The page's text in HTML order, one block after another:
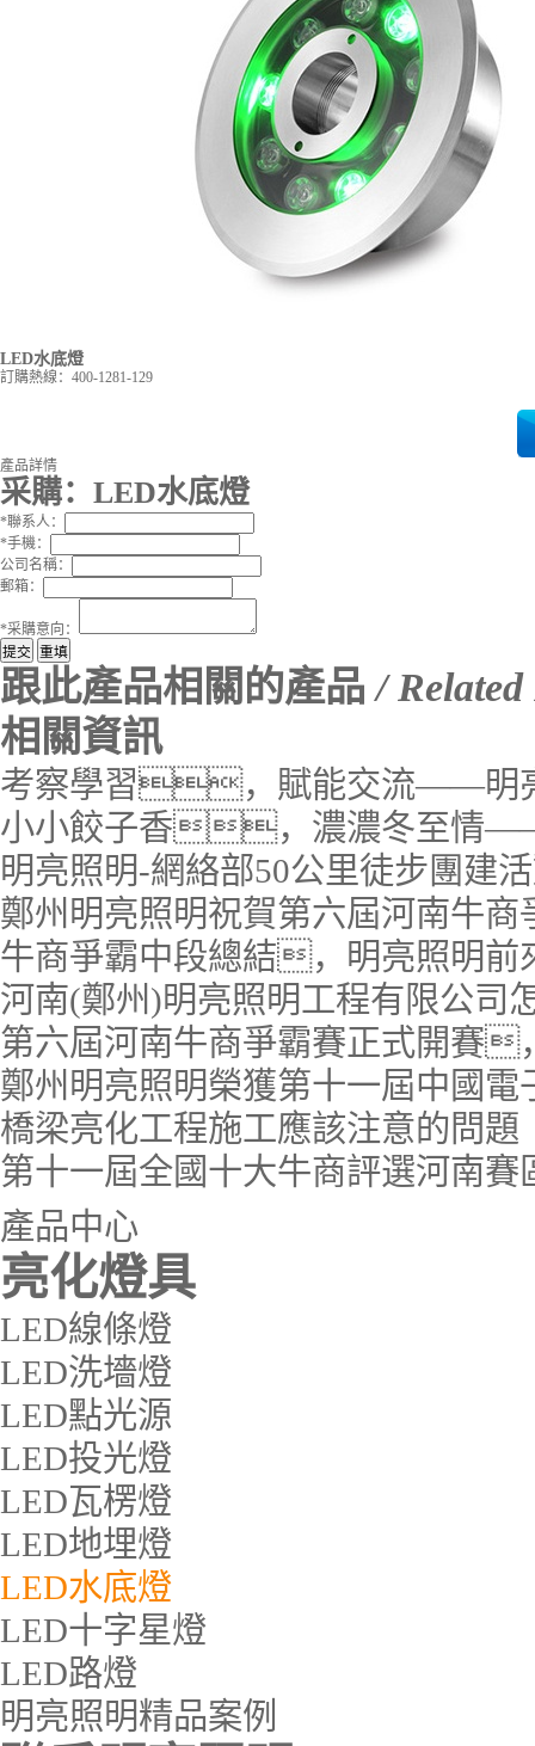
LED水底燈
訂購熱線： 400-1281-129
產品詳情
采購： LED水底燈
*聯系人：
*手機：
公司名稱：
郵箱：
*采購意向：
跟此產品相關的產品/
相關資訊
考察學習，賦能交流——明亮
小小餃子香，濃濃冬至情
明亮照明-網絡部50公里徒步團建
鄭州明亮照明祝賀第六屆河南牛商
牛商爭霸中段總結，明亮照明前
河南(鄭州)明亮照明工程有限
第六屆河南牛商爭霸賽正式開
鄭州明亮照明榮獲第十一屆中國
橋梁亮化工程施工應該注意的問題
第十一屆全國十大牛商評選河南賽
產品中心
亮化燈具
LED線條燈
LED洗墻燈
LED點光源
LED投光燈
LED瓦楞燈
LED地埋燈
LED水底燈
LED十字星燈
LED路燈
明亮照明精品案例